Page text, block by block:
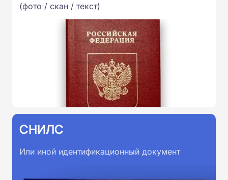
(фото / скан / текст)
СНИЛС
Или иной идентификационный документ